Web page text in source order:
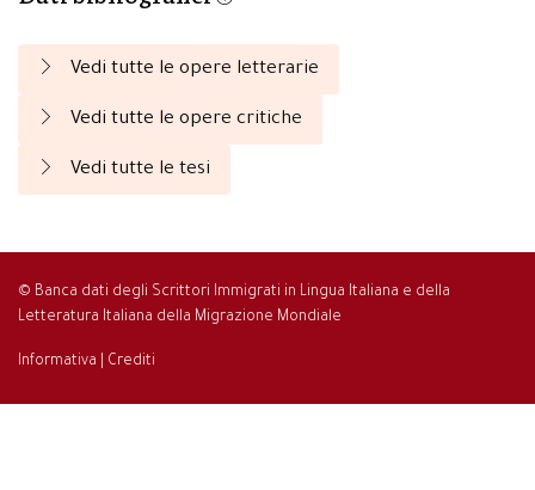
Vedi tutte le opere letterarie
Vedi tutte le opere critiche
Vedi tutte le tesi
© Banca dati degli Scrittori Immigrati in Lingua Italiana e della
Letteratura Italiana della Migrazione Mondiale
Informativa Crediti